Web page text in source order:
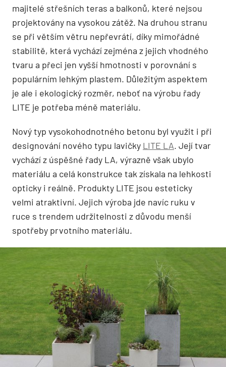
majitelé střešních teras a balkonů, které nejsou
projektovány na vysokou zátěž. Na druhou stranu
se při větším větru nepřevrátí, díky mimořádné
stabilitě, která vychází zejména z jejich vhodného
tvaru a přeci jen vyšší hmotnosti v porovnání s
populárním lehkým plastem. Důležitým aspektem
je ale i ekologický rozměr, neboť na výrobu řady
LITE je potřeba méně materiálu.
Nový typ vysokohodnotného betonu byl využit i při
designování nového typu lavičky LITE LA. Její tvar
vychází z úspěšné řady LA, výrazně však ubylo
materiálu a celá konstrukce tak získala na lehkosti
opticky i reálně. Produkty LITE jsou esteticky
velmi atraktivní. Jejich výroba jde navíc ruku v
ruce s trendem udržitelnosti z důvodu menší
spotřeby prvotního materiálu.